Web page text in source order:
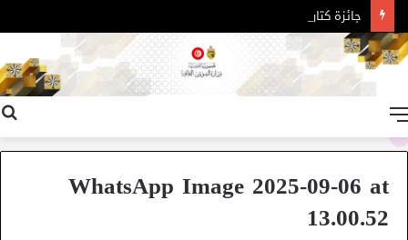
جائزة كتارا للرواية العربية – الدورة 11
WhatsApp Image 2025-09-06 at
13.00.52